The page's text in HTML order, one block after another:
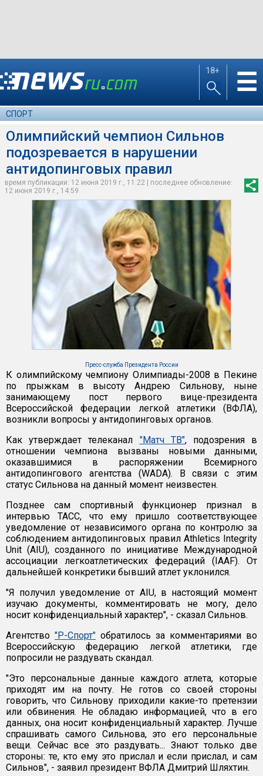
18+ ☰
СПОРТ
Олимпийский чемпион Сильнов
подозревается в нарушении
антидопинговых правил
время публикации: 12 июня 2019 г., 11:22 | последнее обновление:
12 июня 2019 г., 14:59
Пресс-служба Президента России
К олимпийскому чемпиону Олимпиады-2008 в Пекине
по прыжкам в высоту Андрею Сильнову, ныне
занимающему пост первого вице-президента
Всероссийской федерации легкой атлетики (ВФЛА),
возникли вопросы у антидопинговых органов.
Как утверждает телеканал "Матч ТВ", подозрения в
отношении чемпиона вызваны новыми данными,
оказавшимися в распоряжении Всемирного
антидопингового агентства (WADA). В связи с этим
статус Сильнова на данный момент неизвестен.
Позднее сам спортивный функционер признал в
интервью ТАСС, что ему пришло соответствующее
уведомление от независимого органа по контролю за
соблюдением антидопинговых правил Athletics Integrity
Unit (AIU), созданного по инициативе Международной
ассоциации легкоатлетических федераций (IAAF). От
дальнейшей конкретики бывший атлет уклонился.
"Я получил уведомление от AIU, в настоящий момент
изучаю документы, комментировать не могу, дело
носит конфиденциальный характер", - сказал Сильнов.
Агентство "Р-Спорт" обратилось за комментариями во
Всероссийскую федерацию легкой атлетики, где
попросили не раздувать скандал.
"Это персональные данные каждого атлета, которые
приходят им на почту. Не готов со своей стороны
говорить, что Сильнову приходили какие-то претензии
или обвинения. Не обладаю информацией, что в его
данных, она носит конфиденциальный характер. Лучше
спрашивать самого Сильнова, это его персональные
вещи. Сейчас все это раздувать... Знают только две
стороны: те, кто ему это прислал и если прислал, и сам
Сильнов", - заявил президент ВФЛА Дмитрий Шляхтин.